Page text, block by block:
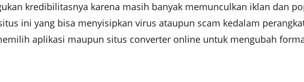
kredibilitasnya karena masih banyak memunculkan iklan dan
ini yang bisa menyisipkan virus ataupun scam kedalam
aplikasi maupun situs converter online untuk mengubah